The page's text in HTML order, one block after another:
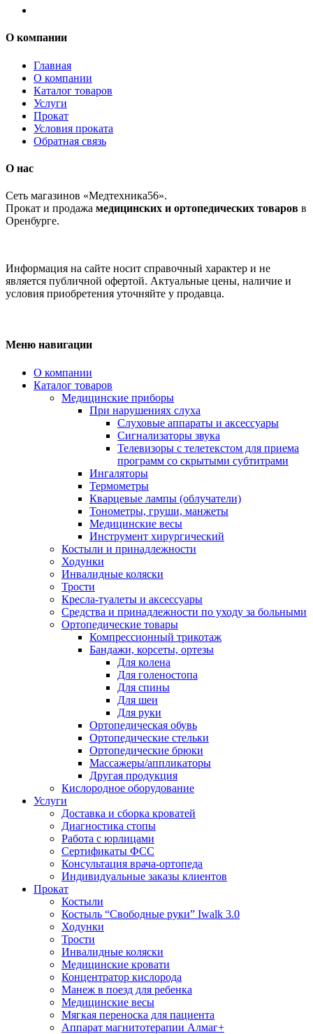
О компании
Главная
О компании
Каталог товаров
Услуги
Прокат
Условия проката
Обратная связь
О нас
Сеть магазинов «Медтехника56».
Прокат и продажа медицинских и ортопедических товаров в
Оренбурге.
Информация на сайте носит справочный характер и не
является публичной офертой. Актуальные цены, наличие и
условия приобретения уточняйте у продавца.
Меню навигации
О компании
Каталог товаров
Медицинские приборы
При нарушениях слуха
Слуховые аппараты и аксессуары
Сигнализаторы звука
Телевизоры с телетекстом для приема
программ со скрытыми субтитрами
Ингаляторы
Термометры
Кварцевые лампы (облучатели)
Тонометры, груши, манжеты
Медицинские весы
Инструмент хирургический
Костыли и принадлежности
Ходунки
Инвалидные коляски
Трости
Кресла-туалеты и аксессуары
Средства и принадлежности по уходу за больными
Ортопедические товары
Компрессионный трикотаж
Бандажи, корсеты, ортезы
Для колена
Для голеностопа
Для спины
Для шеи
Для руки
Ортопедическая обувь
Ортопедические стельки
Ортопедические брюки
Массажеры/аппликаторы
Другая продукция
Кислородное оборудование
Услуги
Доставка и сборка кроватей
Диагностика стопы
Работа с юрлицами
Сертификаты ФСС
Консультация врача-ортопеда
Индивидуальные заказы клиентов
Прокат
Костыли
Костыль “Свободные руки” Iwalk 3.0
Ходунки
Трости
Инвалидные коляски
Медицинские кровати
Концентратор кислорода
Манеж в поезд для ребенка
Медицинские весы
Мягкая переноска для пациента
Аппарат магнитотерапии Алмаг+